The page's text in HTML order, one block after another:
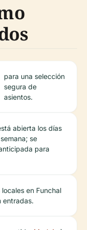
para una selección
segura de
asientos.
abierta los días
se
para
en Funchal
entradas.